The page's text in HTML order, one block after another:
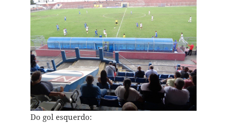
Do gol esquerdo: